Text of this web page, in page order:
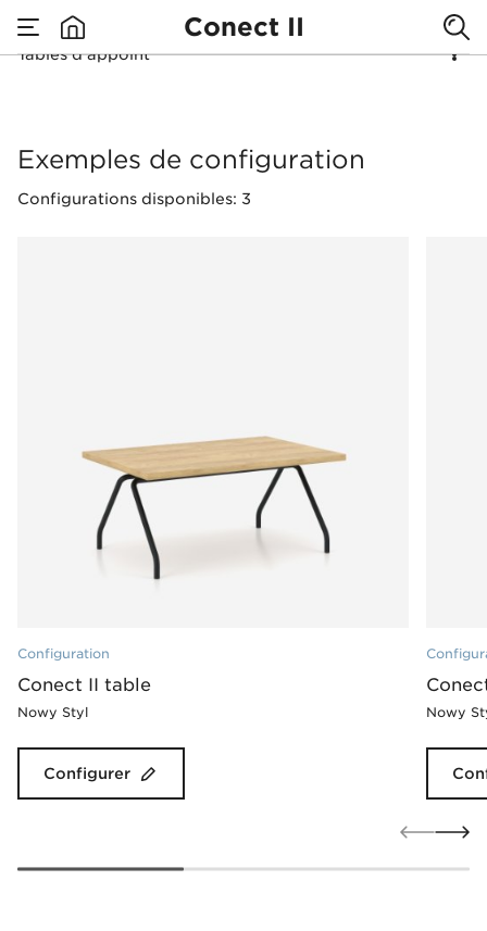
Conect II
Tables d'appoint
Tables d'appoint
Exemples de configuration
Configurations disponibles: 3
Configuration
Conect II table
Nowy Styl
Configurer
Nowy